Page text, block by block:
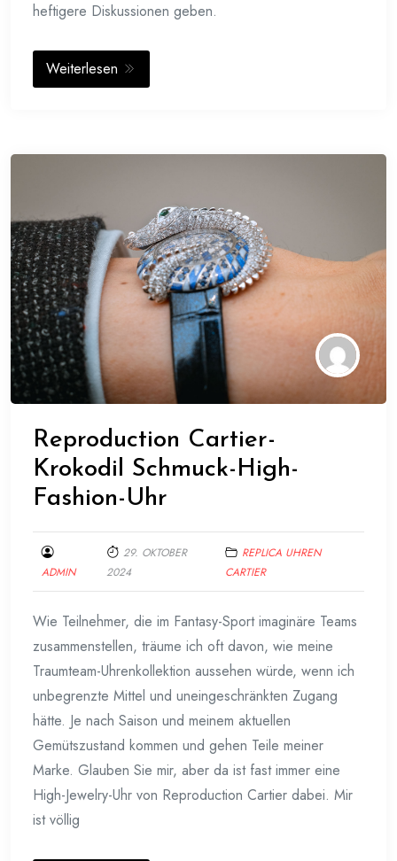
heftigere Diskussionen geben.
Weiterlesen
Reproduction Cartier-
Krokodil Schmuck-High-
Fashion-Uhr
ADMIN
29. OKTOBER
2024
REPLICA UHREN
CARTIER
Wie Teilnehmer, die im Fantasy-Sport imaginäre Teams
zusammenstellen, träume ich oft davon, wie meine
Traumteam-Uhrenkollektion aussehen würde, wenn ich
unbegrenzte Mittel und uneingeschränkten Zugang
hätte. Je nach Saison und meinem aktuellen
Gemütszustand kommen und gehen Teile meiner
Marke. Glauben Sie mir, aber da ist fast immer eine
High-Jewelry-Uhr von Reproduction Cartier dabei. Mir
ist völlig